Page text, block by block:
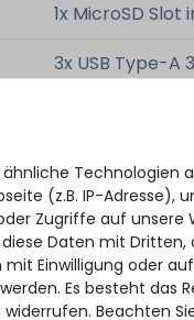
1x MicroSD Slot
3x USB Type-A
19" Rack x 2HE
674mm
17kg
(z.B. IP-Adresse),
Zugriffe auf
Daten mit Dritten,
Einwilligung oder
Es besteht das
Beachten